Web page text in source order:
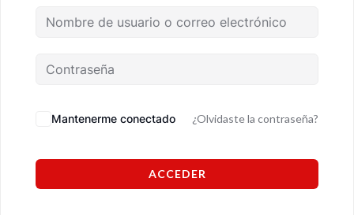
Mantenerme conectado ¿Olvidaste la contraseña?
ACCEDER